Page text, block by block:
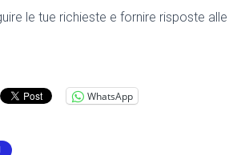
le tue richieste e fornire risposte alle
WhatsApp